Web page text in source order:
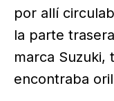
por allí
la parte
marca Suzuki,
encontraba